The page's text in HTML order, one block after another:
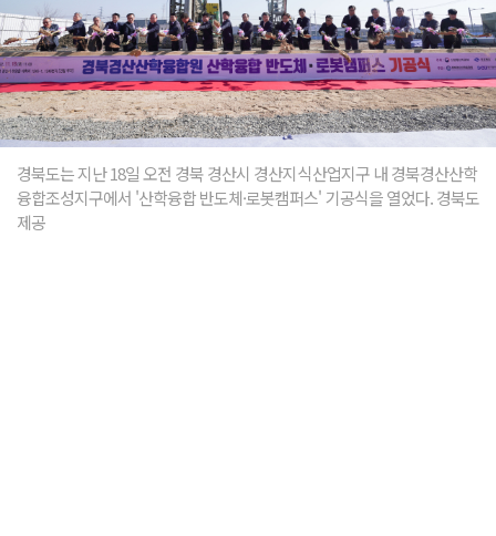
경북도는 지난 18일 오전 경북 경산시 경산지식산업지구 내 경북경산산학
융합조성지구에서 '산학융합 반도체·로봇캠퍼스' 기공식을 열었다. 경북도
제공